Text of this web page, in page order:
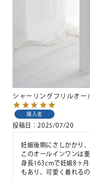
シャーリングフリルオー
購入者
投稿日 2025/07/20
妊娠後期にさしかかり
このオールインワンは
身長163cmで妊娠8ヶ
もあり、可愛く着れる